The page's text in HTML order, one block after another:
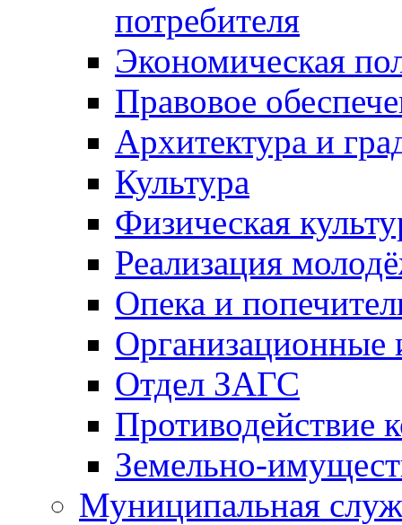
потребителя
Экономическая
Правовое
Архитектура и
Культура
Физическая
Реализация
Опека и
Отдел ЗАГС
Противодействие
Земельно-
Муниципальная